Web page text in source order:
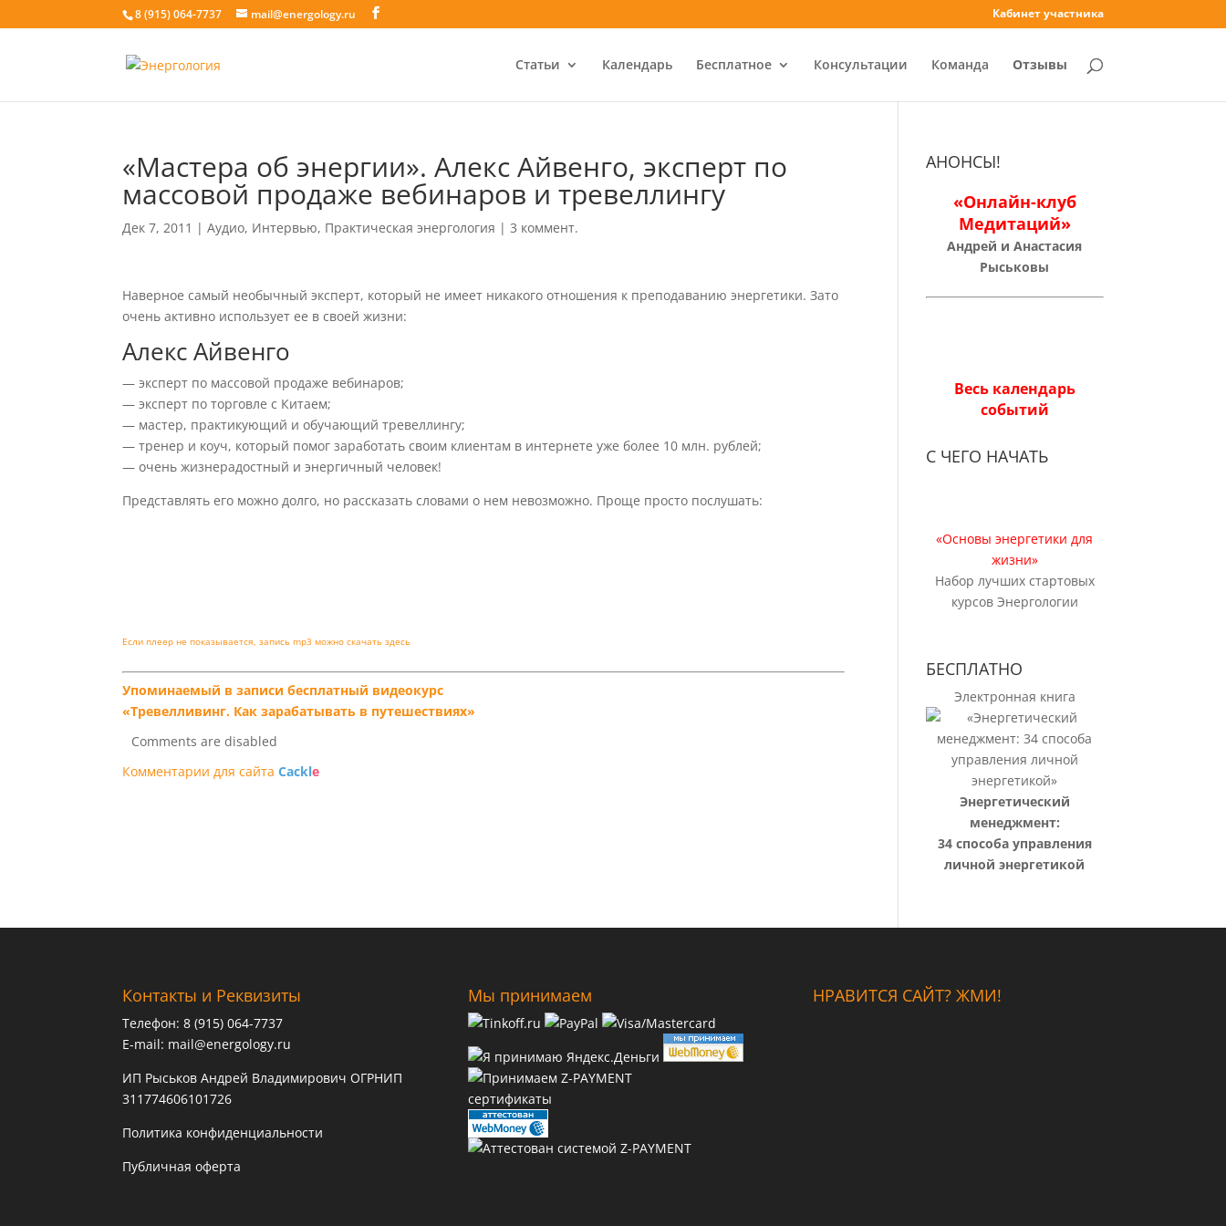
8 (915) 064-7737 mail@energology.ru Кабинет участника
Статьи Календарь Бесплатное Консультации Команда Отзывы
«Мастера об энергии». Алекс Айвенго, эксперт по
массовой продаже вебинаров и тревеллингу
Дек 7, 2011 |Аудио, Интервью, Практическая энергология |3 коммент.
Наверное самый необычный эксперт, который не имеет никакого отношения к преподаванию энергетики. Зато
очень активно использует ее в своей жизни:
Алекс Айвенго
— эксперт по массовой продаже вебинаров;
— эксперт по торговле с Китаем;
— мастер, практикующий и обучающий тревеллингу;
— тренер и коуч, который помог заработать своим клиентам в интернете уже более 10 млн. рублей;
— очень жизнерадостный и энергичный человек!
Представлять его можно долго, но рассказать словами о нем невозможно. Проще просто послушать:
Если плеер не показывается, запись mp3 можно скачать здесь
Упоминаемый в записи бесплатный видеокурс
«Тревелливинг. Как зарабатывать в путешествиях»
Comments are disabled
Комментарии для сайтаCackle
АНОНСЫ!
«Онлайн-клуб
Медитаций»
Андрей и Анастасия
Рыськовы
Весь календарь
событий
С ЧЕГО НАЧАТЬ
«Основы энергетики для
жизни»
Набор лучших стартовых
курсов Энергологии
БЕСПЛАТНО
Электронная книга
Энергетический
менеджмент:
34 способа управления
личной энергетикой
Контакты и Реквизиты
Телефон: 8 (915) 064-7737
E-mail: mail@energology.ru
ИП Рыськов Андрей Владимирович ОГРНИП
311774606101726
Политика конфиденциальности
Публичная оферта
Мы принимаем
сертификаты
НРАВИТСЯ САЙТ? ЖМИ!